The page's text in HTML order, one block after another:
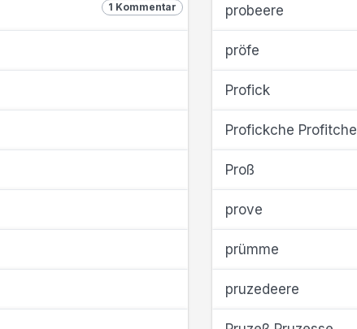
1 Kommentar probeere
pröfe
Profick
Profickche Profitche
Proß
prove
prümme
pruzedeere